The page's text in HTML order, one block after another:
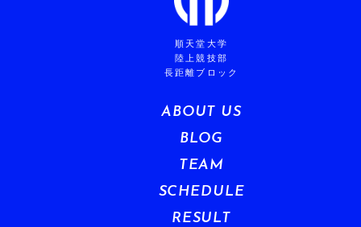
順天堂大学
陸上競技部
長距離ブロック
ABOUT US
BLOG
TEAM
SCHEDULE
RESULT